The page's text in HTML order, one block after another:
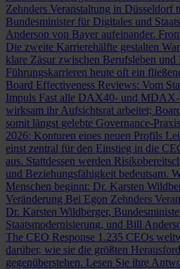
Zehnders Veranstaltung in Düsseldorf
Bundesminister für Digitales und
Anderson von Bayer aufeinander.
Die zweite Karrierehälfte gestalten
klare Zäsur zwischen Berufsleben und
Führungskarrieren heute oft ein
Board Effectiveness Reviews: Vom
Impuls Fast alle DAX40- und
wirksam ihr Aufsichtsrat arbeitet;
somit längst gelebte Governance-
2026: Konturen eines neuen Profils
einst zentral für den Einstieg in die
aus. Stattdessen werden
und Beziehungsfähigkeit bedeutsam.
Menschen beginnt: Dr. Karsten
Veränderung Bei Egon Zehnders
Dr. Karsten Wildberger,
Staatsmodernisierung, und Bill
The CEO Response 1.235 CEOs
darüber, wie sie die größten
gegenüberstehen. Lesen Sie ihre